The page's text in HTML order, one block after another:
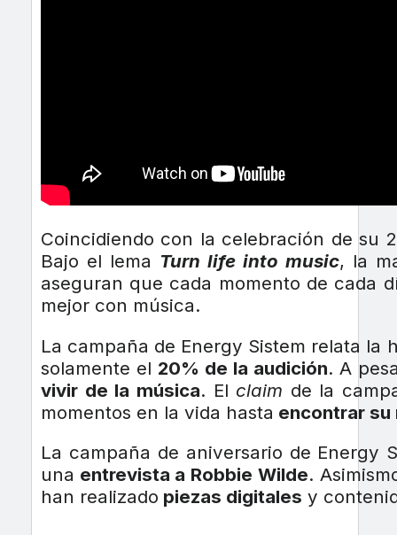
Coincidiendo con la celebración de su
Bajo el lema Turn life into music, la
aseguran que cada momento de cada
mejor con música.
La campaña de Energy Sistem relata la
solamente el 20% de la audición. A
vivir de la música. El claim de la
momentos en la vida hasta encontrar su
La campaña de aniversario de Energy
una entrevista a Robbie Wilde.
han realizado piezas digitales y